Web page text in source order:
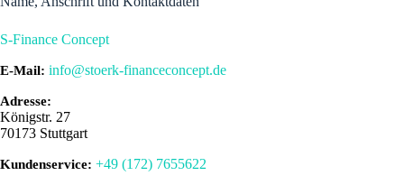
S-Finance Concept
E-Mail: info@stoerk-financeconcept.de
Adresse:
Königstr. 27
70173 Stuttgart
Kundenservice: +49 (172) 7655622